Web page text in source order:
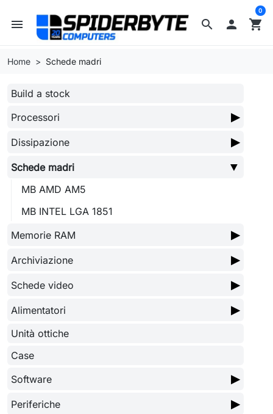
search
menu  shopping_cart
0
Home Schede madri
Build a stock
Processori
▶
Dissipazione ▶
Schede madri ▼
MB AMD AM5
MB INTEL LGA 1851
Memorie RAM
▶
Archiviazione ▶
Schede video ▶
Alimentatori ▶
Unità ottiche
Case
Software
▶
Periferiche ▶